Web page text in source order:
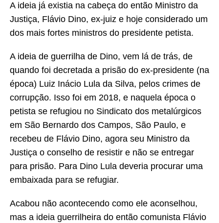
A ideia já existia na cabeça do então Ministro da
Justiça, Flávio Dino, ex-juiz e hoje considerado um
dos mais fortes ministros do presidente petista.
A ideia de guerrilha de Dino, vem lá de trás, de
quando foi decretada a prisão do ex-presidente (na
época) Luiz Inácio Lula da Silva, pelos crimes de
corrupção. Isso foi em 2018, e naquela época o
petista se refugiou no Sindicato dos metalúrgicos
em São Bernardo dos Campos, São Paulo, e
recebeu de Flávio Dino, agora seu Ministro da
Justiça o conselho de resistir e não se entregar
para prisão. Para Dino Lula deveria procurar uma
embaixada para se refugiar.
Acabou não acontecendo como ele aconselhou,
mas a ideia guerrilheira do então comunista Flávio